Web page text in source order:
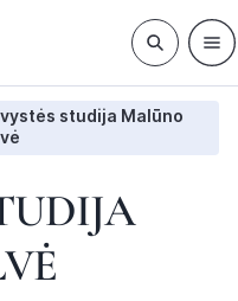
studija Malūno